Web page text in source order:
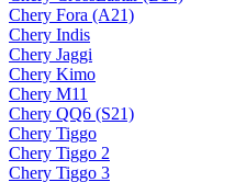
Chery Fora (A21)
Chery Indis
Chery Jaggi
Chery Kimo
Chery M11
Chery QQ6 (S21)
Chery Tiggo
Chery Tiggo 2
Chery Tiggo 3